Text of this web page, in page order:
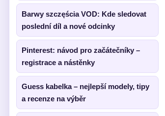
Barwy szczęścia VOD: Kde sledovat
poslední díl a nové odcinky
Pinterest: návod pro začátečníky –
registrace a nástěnky
Guess kabelka – nejlepší modely, tipy
a recenze na výběr